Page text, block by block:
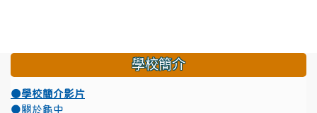
學校簡介
●學校簡介影片
●關於龜中